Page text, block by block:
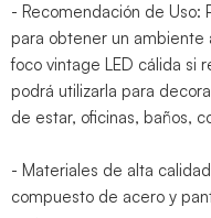
- Recomendación de Uso:
para obtener un ambiente
foco vintage LED cálida si
podrá utilizarla para
de estar, oficinas, baños,
- Materiales de alta
compuesto de acero y